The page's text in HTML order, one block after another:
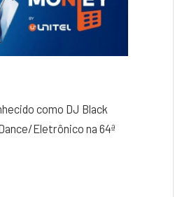
como DJ Black
Eletrônico na 64ª